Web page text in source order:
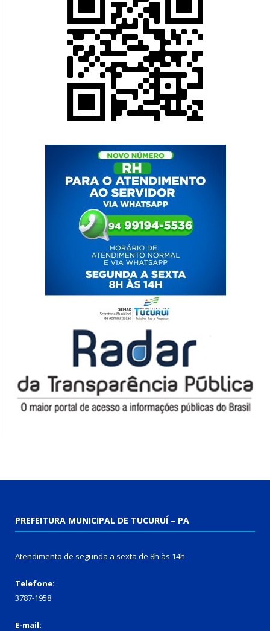
PREFEITURA MUNICIPAL DE TUCURUÍ – PA
Atendimento de segunda a sexta de 8h às 14h
Telefone:
3787-1958
E-mail: